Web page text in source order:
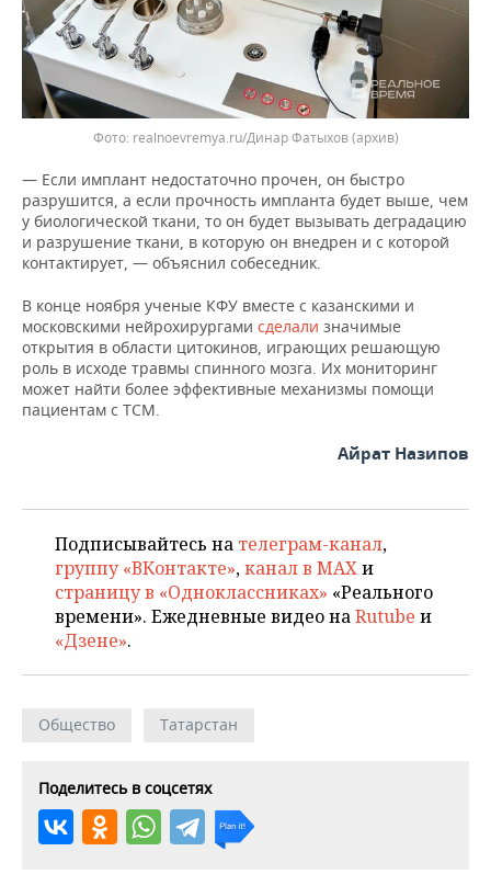
realnoevremya.ru/Динар Фатыхов (архив)
— Если имплант недостаточно прочен, он быстро
разрушится, а если прочность импланта будет выше, чем
у биологической ткани, то он будет вызывать деградацию
и разрушение ткани, в которую он внедрен и с которой
контактирует, — объяснил собеседник.
В конце ноября ученые КФУ вместе с казанскими и
московскими нейрохирургами сделали значимые
открытия в области цитокинов, играющих решающую
роль в исходе травмы спинного мозга. Их мониторинг
может найти более эффективные механизмы помощи
пациентам с ТСМ.
Айрат Назипов
Подписывайтесь на телеграм-канал,
группу «ВКонтакте»,канал в MAXи
страницу в «Одноклассниках» «Реального
времени». Ежедневные видео наRutube и
«Дзене».
Общество Татарстан
Поделитесь в соцсетях